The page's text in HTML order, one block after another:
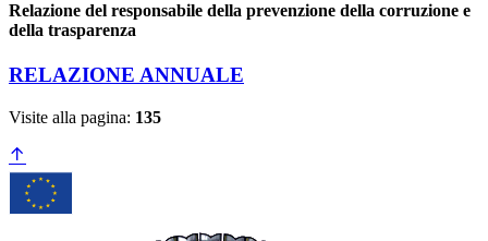
Relazione del responsabile della prevenzione della corruzione e
della trasparenza
RELAZIONE ANNUALE
Visite alla pagina: 135